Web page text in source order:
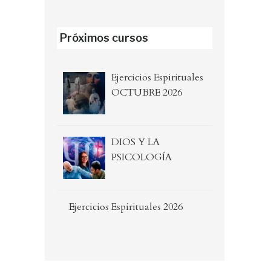
Próximos cursos
Ejercicios Espirituales
OCTUBRE 2026
DIOS Y LA
PSICOLOGÍA
Ejercicios Espirituales 2026